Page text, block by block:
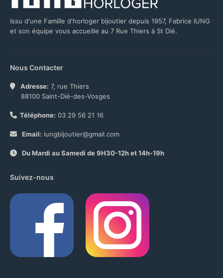
Issu d'une Famille d'horloger bijoutier depuis 1957, Fabrice IUNG
et son équipe vous accueille au 7 Rue Thiers à St Dié.
Nous Contacter
Adresse: 7, rue Thiers
88100 Saint-Dié-des-Vosges
Téléphone: 03 29 56 21 16
Email: iungbijoutier@gmail.com
Du Mardi au Samedi de 9H30-12h et 14h-19h
Suivez-nous